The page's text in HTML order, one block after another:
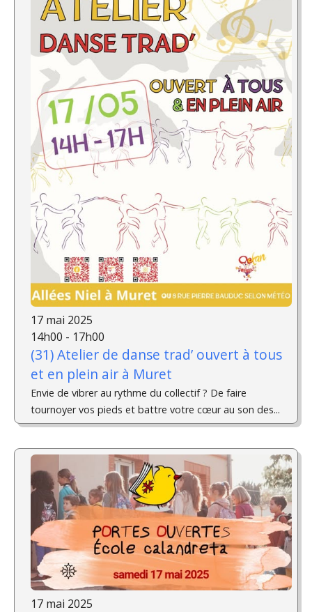
17 mai 2025
14h00 - 17h00
(31) Atelier de danse trad’ ouvert à tous
et en plein air à Muret
Envie de vibrer au rythme du collectif ? De faire
tournoyer vos pieds et battre votre cœur au son des...
17 mai 2025